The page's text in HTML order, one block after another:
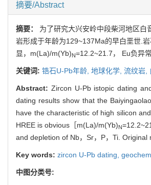
摘要/Abstract
摘要： 为了研究大兴安岭中段柴河地区
岩形成于年龄为129~137Ma的早白垩世.
显，m(La)/m(Yb)N=12.2~21.7， Eu负异
关键词: 锆石U-Pb年龄, 地球化学, 流纹岩,
Abstract: Zircon U-Pb istopic dating
dating results show that the
have the characteristic of high silicon
HREE is obvious［m(La)/m(Yb)N
and depletion of Nb，Sr，P，Ti.
Key words: zircon U-Pb dating,
中图分类号: